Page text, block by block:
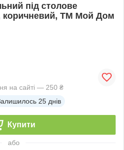
під столове
коричневий, ТМ Мой Дом
на сайті — 250 ₴
25 днів
Купити
або